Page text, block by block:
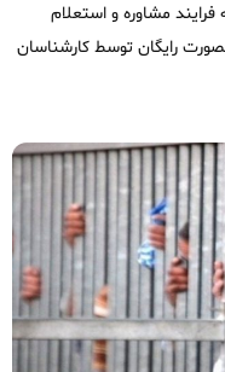
فرایند مشاوره و استعلام
بصورت رایگان توسط کارشناسان